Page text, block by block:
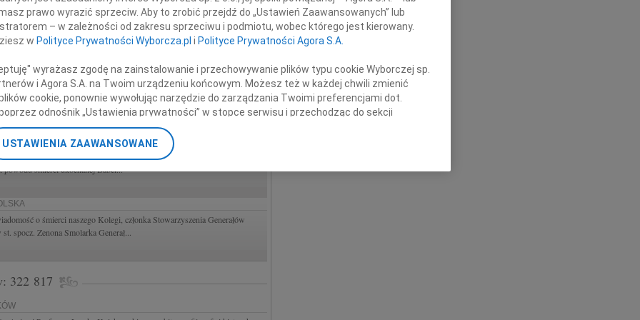
POLSKA
Małgorzatę Kościelską naszą Mistrzynię i Współtwórczynię psychologii
nas myślenia...
naszego serdecznego kolegę, radnego Gminy Dzielnicy-Żoliborz
" Solidarność" Działał z pasją w...
Prezesowi Zarządu Mercedes-Benz Grupa Wróbel wyrazy głębokiego
powodu śmierci ukochanej Babci...
o śmierci naszego Kolegi, członka Stowarzyszenia Generałów
spocz. Zenona Smolarka Generał...
322 817
prawo wyrazić sprzeciw. Aby to zrobić przejdź do „Ustawień Zaawansowanych” lub
– w zależności od zakresu sprzeciwu i podmiotu, wobec którego jest kierowany.
w Polityce Prywatności Wyborcza.pl i Polityce Prywatności Agora S.A.
wyrażasz zgodę na zainstalowanie i przechowywanie plików typu cookie Wyborczej sp.
i Agora S.A. na Twoim urządzeniu końcowym. Możesz też w każdej chwili zmienić
cookie, ponownie wywołując narzędzie do zarządzania Twoimi preferencjami dot.
odnośnik „Ustawienia prywatności” w stopce serwisu i przechodząc do sekcji
Zmiana ustawień plików cookie możliwa jest także za pomocą ustawień przeglądarki.
i Agora S.A. możemy przetwarzać dane osobowe w następujących celach:
Aktywne skanowanie charakterystyki urządzenia do celów identyfikacji.
i ulepszanie usług.
USTAWIENIA ZAAWANSOWANE